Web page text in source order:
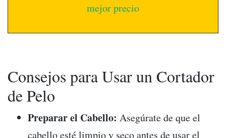
mejor precio
Consejos para Usar un Cortador
de Pelo
Preparar el Cabello: Asegúrate de que el
cabello esté limpio y seco antes de usar el